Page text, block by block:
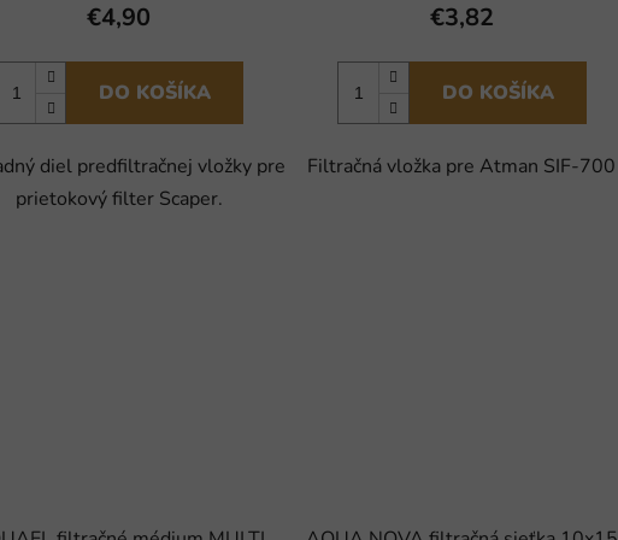
€4,90
DO KOŠÍKA
diel predfiltračnej vložky pre
prietokový filter Scaper.
€3,82
DO KOŠÍKA
Filtračná vložka pre Atman SIF-700